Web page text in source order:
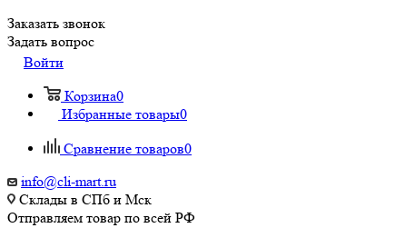
Заказать звонок
Задать вопрос
Войти
Корзина0
Избранные товары0
Сравнение товаров0
info@cli-mart.ru
Склады в СПб и Мск
Отправляем товар по всей РФ